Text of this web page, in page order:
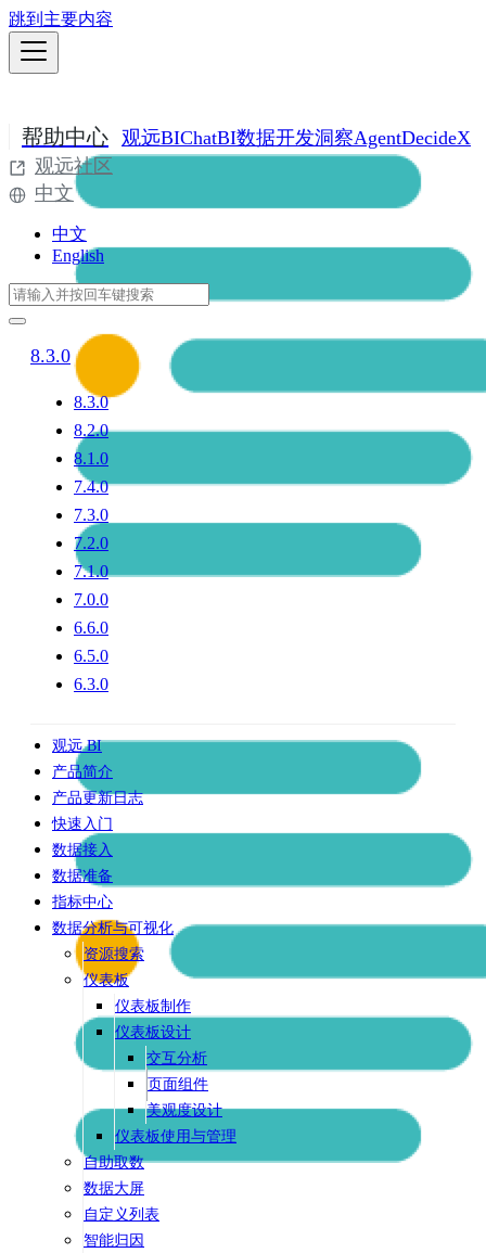
跳到主要内容
帮助中心 观远BIChatBI数据开发洞察AgentDecideX
观远社区
中文
中文
English
8.3.0
8.3.0
8.2.0
8.1.0
7.4.0
7.3.0
7.2.0
7.1.0
7.0.0
6.6.0
6.5.0
6.3.0
观远 BI
产品简介
产品更新日志
快速入门
数据接入
数据准备
指标中心
数据分析与可视化
资源搜索
仪表板
仪表板制作
仪表板设计
交互分析
页面组件
美观度设计
仪表板使用与管理
自助取数
数据大屏
自定义列表
智能归因